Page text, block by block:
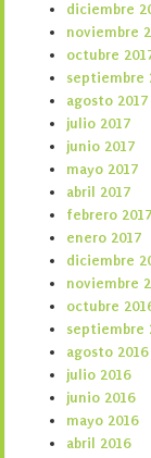
diciembre
noviembre
octubre
septiembre
agosto 2017
julio 2017
junio 2017
mayo 2017
abril 2017
febrero 2017
enero 2017
diciembre
noviembre
octubre
septiembre
agosto 2016
julio 2016
junio 2016
mayo 2016
abril 2016